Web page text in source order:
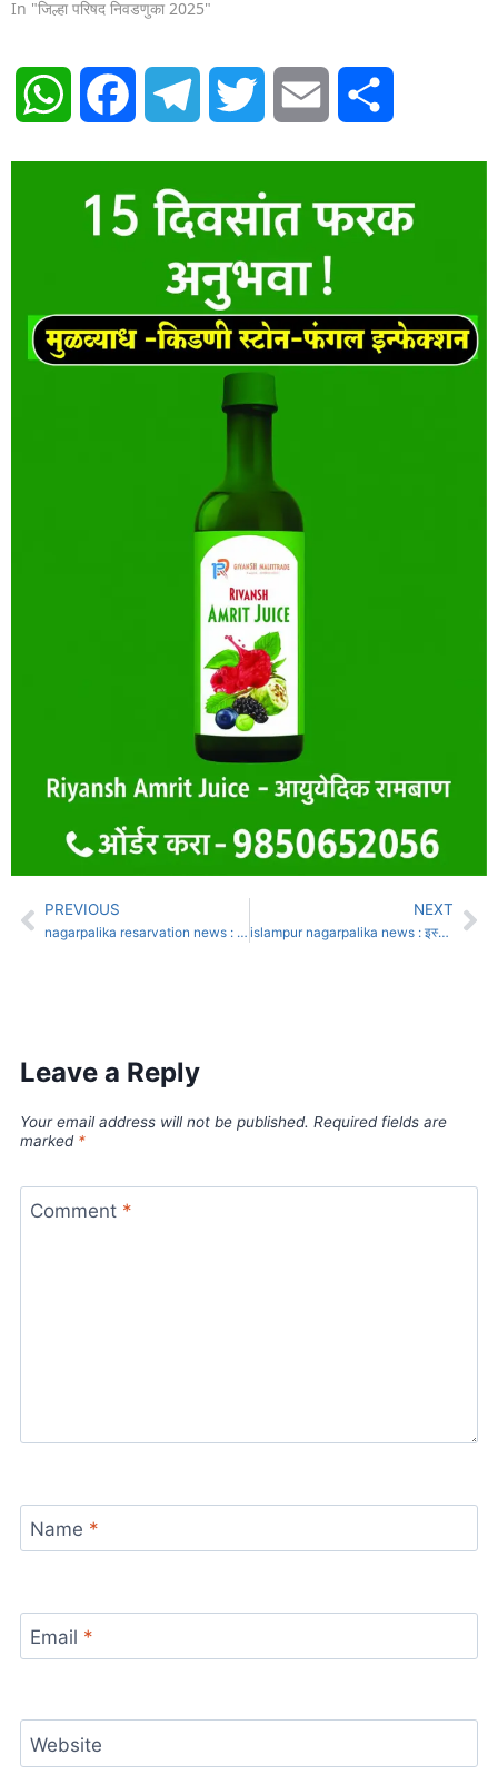
In "जिल्हा परिषद निवडणुका 2025"
WhatsAppFacebook Telegram Twitter Email
PREVIOUS
nagarpalika resarvation news : जत, आष्टा, शिराळा, कवठेमहांकाळ खुले
NEXT
islampur nagarpalika news : इस्लामपूर नगराध्यक्षपदाची निवडणूक : ओबीसी पुरुष आरक्षणाने राजकीय समिकरणांना कलाटणी
Leave a Reply
Your email address will not be published. Required fields are
marked *
Comment *
Name *
Email *
Website